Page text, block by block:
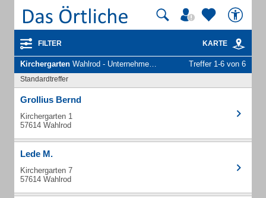
FILTER KARTE
Kirchergarten Wahlrod - Unternehmen und Personen Treffer 1-6 von 6
Standardtreffer
Grollius Bernd
Kirchergarten 1
57614 Wahlrod
Lede M.
Kirchergarten 7
57614 Wahlrod